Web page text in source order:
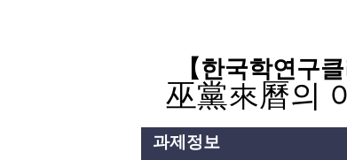
“정조”가 나온 후 “정약용”이 나오지 않는 자
【한국학연구
巫黨來曆의
과제정보